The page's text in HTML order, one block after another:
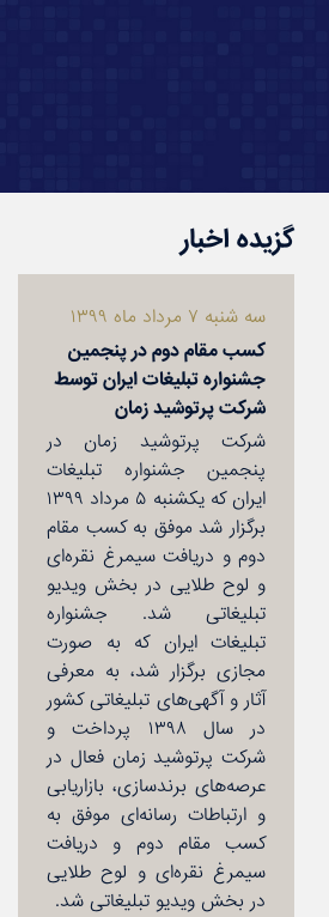
گزیده اخبار
سه شنبه ۷ مرداد ماه ۱۳۹۹
كسب مقام دوم در پنجمین
جشنواره تبلیغات ایران توسط
شركت پرتوشید زمان
شركت پرتوشید زمان در
پنجمین جشنواره تبلیغات
ایران كه یكشنبه ۵ مرداد ۱۳۹۹
برگزار شد موفق به كسب مقام
دوم و دریافت سیمرغ نقره‌ای
و لوح طلایی در بخش ویدیو
تبلیغاتی شد. جشنواره
تبلیغات ایران كه به صورت
مجازی برگزار شد، به معرفی
آثار و آگهی‌های تبلیغاتی كشور
در سال ۱۳۹۸ پرداخت و
شركت پرتوشید زمان فعال در
عرصه‌های برندسازی، بازاریابی
و ارتباطات رسانه‌ای موفق به
كسب مقام دوم و دریافت
سیمرغ نقره‌ای و لوح طلایی
در بخش ویدیو تبلیغاتی شد.